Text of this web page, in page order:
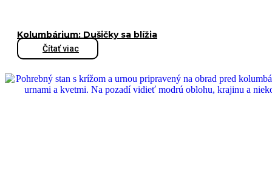
Kolumbárium: Dušičky sa blížia
Čítať viac